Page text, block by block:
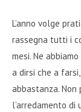
L’anno volge
rassegna tutti i
mesi. Ne
a dirsi che a
abbastanza. Non
l’arredamento